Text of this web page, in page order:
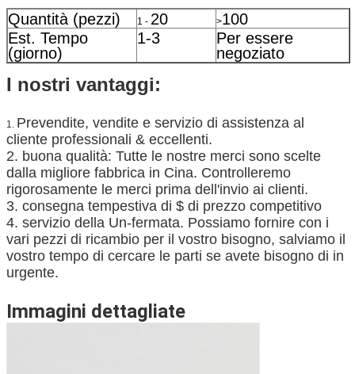
Quantità (pezzi) 1 - 20 >100
Est. Tempo
(giorno)
1-3
Per essere
negoziato
I nostri vantaggi:
1. Prevendite, vendite e servizio di assistenza al
cliente professionali & eccellenti.
2. buona qualità: Tutte le nostre merci sono scelte
dalla migliore fabbrica in Cina. Controlleremo
rigorosamente le merci prima dell'invio ai clienti.
3. consegna tempestiva di $ di prezzo competitivo
4. servizio della Un-fermata. Possiamo fornire con i
vari pezzi di ricambio per il vostro bisogno, salviamo il
vostro tempo di cercare le parti se avete bisogno di in
urgente.
Immagini dettagliate